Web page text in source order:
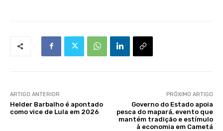
ARTIGO ANTERIOR
Helder Barbalho é apontado
como vice de Lula em 2026
PRÓXIMO ARTIGO
Governo do Estado apoia
pesca do mapará, evento que
mantém tradição e estímulo
à economia em Cametá